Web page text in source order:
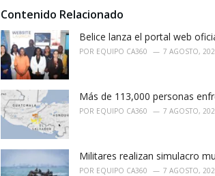
o
r
i
e
s
:
:Contenido Relacionado
Belice lanza el portal web
POR EQUIPO CA360 7 AGOSTO,
Más de 113,000 personas
POR EQUIPO CA360 7 AGOSTO,
Militares realizan simulacro
POR EQUIPO CA360 7 AGOSTO,